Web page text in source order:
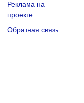
Реклама на
проекте
Обратная связь